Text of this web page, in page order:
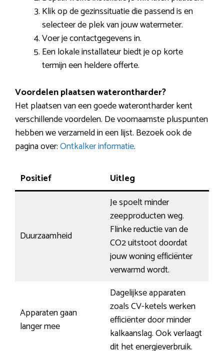
Klik op de gezinssituatie die passend is en
selecteer de plek van jouw watermeter.
Voer je contactgegevens in.
Een lokale installateur biedt je op korte
termijn een heldere offerte.
Voordelen plaatsen waterontharder?
Het plaatsen van een goede waterontharder kent
verschillende voordelen. De voornaamste pluspunten
hebben we verzameld in een lijst. Bezoek ook de
pagina over:Ontkalker informatie.
Positief Uitleg
Duurzaamheid
Je spoelt minder
zeepproducten weg.
Flinke reductie van de
CO2 uitstoot doordat
jouw woning efficiënter
verwarmd wordt.
Apparaten gaan
langer mee
Dagelijkse apparaten
zoals CV-ketels werken
efficiënter door minder
kalkaanslag. Ook verlaagt
dit het energieverbruik.